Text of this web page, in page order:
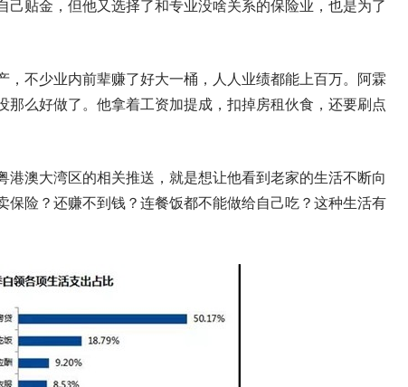
己贴金，但他又选择了和专业没啥关系的保险业，也是为了
，不少业内前辈赚了好大一桶，人人业绩都能上百万。阿霖
那么好做了。他拿着工资加提成，扣掉房租伙食，还要刷点
港澳大湾区的相关推送，就是想让他看到老家的生活不断向
保险？还赚不到钱？连餐饭都不能做给自己吃？这种生活有